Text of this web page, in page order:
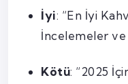
İyi: “En İyi
İncelemeler ve
Kötü: “2025